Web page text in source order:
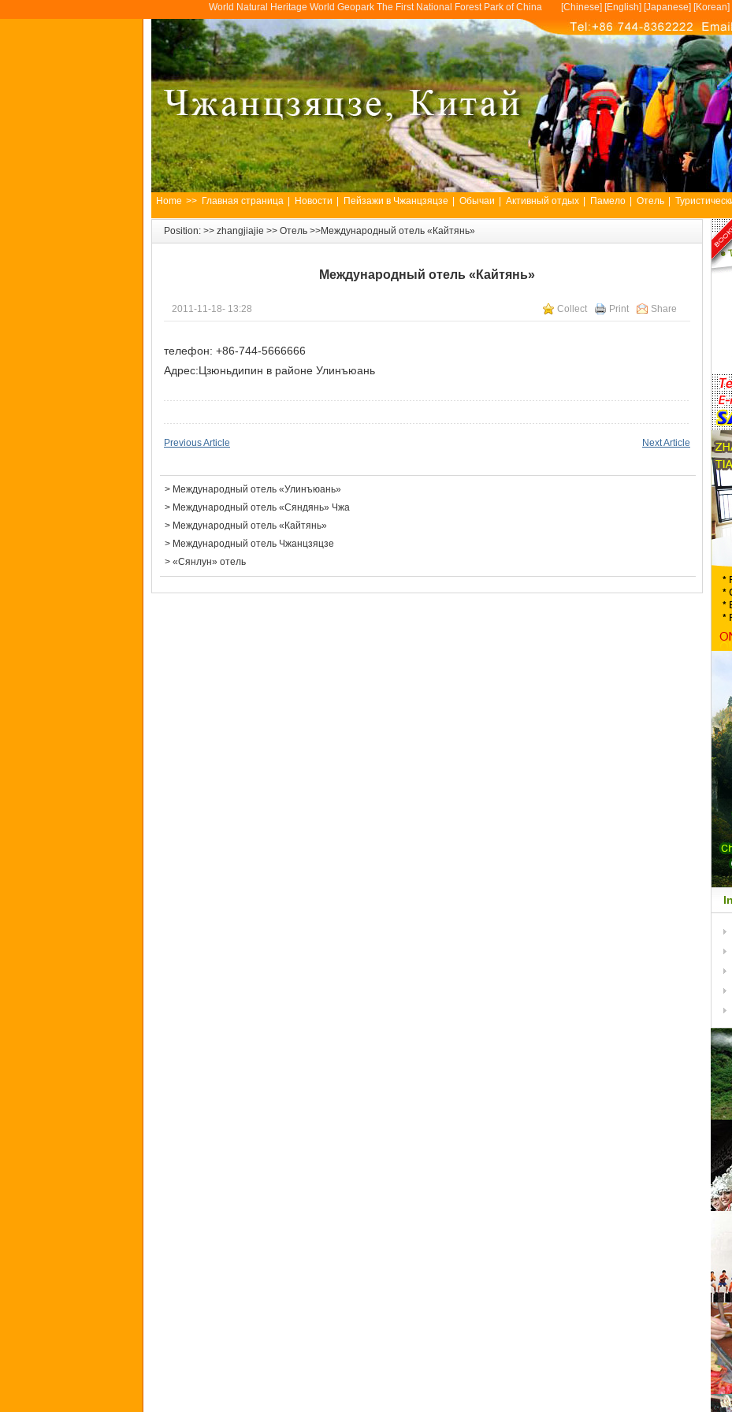
World Natural Heritage World Geopark The First National Forest Park of China [Chinese] [English] [Japanese] [Korean]
Home >> Главная страница Новости Пейзажи в Чжанцзяцзе Обычаи Активный отдых Памело Отель
Position: >> zhangjiajie >> Отель >>Международный отель «Кайтянь»
Международный отель «Кайтянь»
Collect Print Share
2011-11-18- 13:28
телефон: +86-744-5666666
Адрес:Цзюньдипин в районе Улинъюань
Previous Article Next Article
> Международный отель «Улинъюань»
> Международный отель «Сяндянь» Чжа
> Международный отель «Кайтянь»
> Международный отель Чжанцзяцзе
> «Сянлун» отель